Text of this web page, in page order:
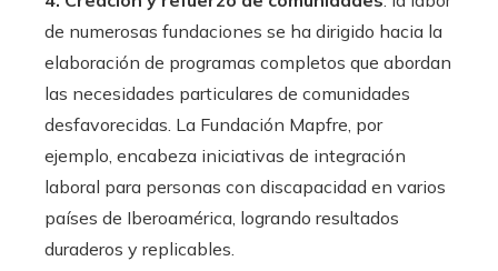
de numerosas fundaciones se ha dirigido hacia la
elaboración de programas completos que abordan
las necesidades particulares de comunidades
desfavorecidas. La Fundación Mapfre, por
ejemplo, encabeza iniciativas de integración
laboral para personas con discapacidad en varios
países de Iberoamérica, logrando resultados
duraderos y replicables.